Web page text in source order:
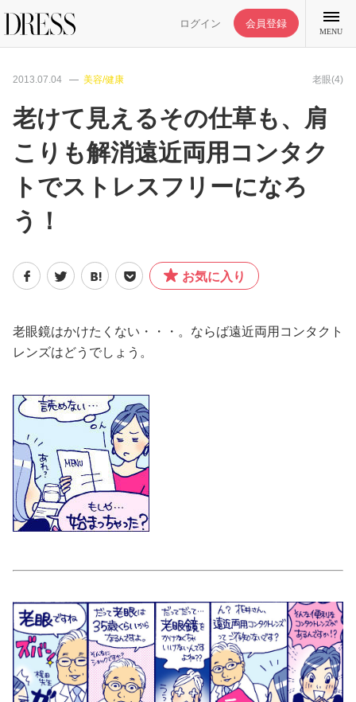
ログイン 会員登録
MENU
特集記事
DRESS部活
ファッション
恋愛/結婚/離婚
ワークスタイル
妊娠/出産/家族
ココロ/カラダ
グルメ
トラベル
カルチャー/エンタメ
2013.07.04 美容/健康 老眼(4)
老けて見えるその仕草も、肩
こりも解消遠近両用コンタク
トでストレスフリーになろ
う！
お気に入り
老眼鏡はかけたくない・・・。ならば遠近両用コンタクト
レンズはどうでしょう。